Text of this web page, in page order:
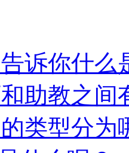
诉你什么
助教之间
类型分为